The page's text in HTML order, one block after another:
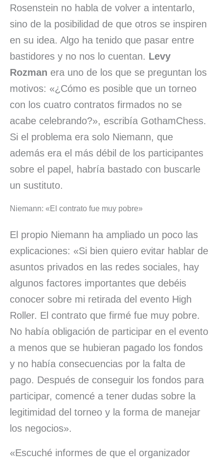
Rosenstein no habla de volver a intentarlo,
sino de la posibilidad de que otros se inspiren
en su idea. Algo ha tenido que pasar entre
bastidores y no nos lo cuentan. Levy
Rozman era uno de los que se preguntan los
motivos: «¿Cómo es posible que un torneo
con los cuatro contratos firmados no se
acabe celebrando?», escribía GothamChess.
Si el problema era solo Niemann, que
además era el más débil de los participantes
sobre el papel, habría bastado con buscarle
un sustituto.
Niemann: «El contrato fue muy pobre»
El propio Niemann ha ampliado un poco las
explicaciones: «Si bien quiero evitar hablar de
asuntos privados en las redes sociales, hay
algunos factores importantes que debéis
conocer sobre mi retirada del evento High
Roller. El contrato que firmé fue muy pobre.
No había obligación de participar en el evento
a menos que se hubieran pagado los fondos
y no había consecuencias por la falta de
pago. Después de conseguir los fondos para
participar, comencé a tener dudas sobre la
legitimidad del torneo y la forma de manejar
los negocios».
«Escuché informes de que el organizador